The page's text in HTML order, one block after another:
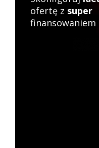
ofertę z super
finansowaniem